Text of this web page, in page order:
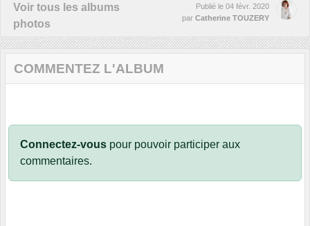
Voir tous les albums
photos
Publié le 04 févr. 2020
par Catherine TOUZERY
COMMENTEZ L'ALBUM
Connectez-vous pour pouvoir participer aux
commentaires.